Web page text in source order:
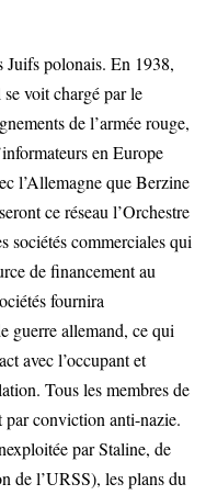
Juifs polonais. En 1938,
voit chargé par le
de l’armée rouge,
en Europe
l’Allemagne que Berzine
ce réseau l’Orchestre
sociétés commerciales qui
de financement au
fournira
guerre allemand, ce qui
avec l’occupant et
Tous les membres de
par conviction anti-nazie.
par Staline, de
de l’URSS), les plans du